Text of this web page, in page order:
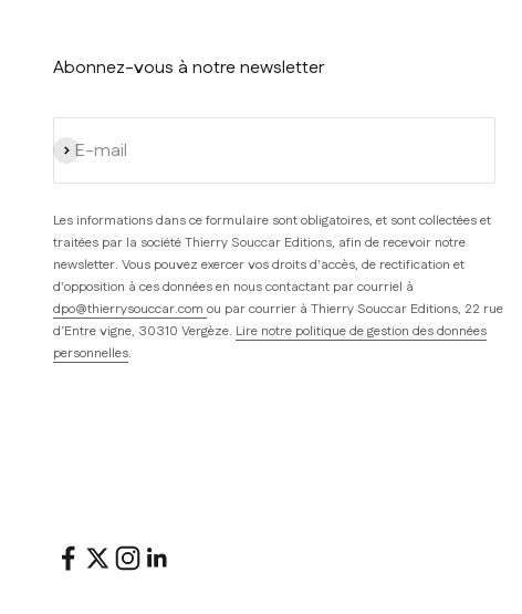
Abonnez-vous à notre newsletter
E-mail
S'inscrire
Les informations dans ce formulaire sont obligatoires, et sont collectées et
traitées par la société Thierry Souccar Editions, afin de recevoir notre
newsletter. Vous pouvez exercer vos droits d'accès, de rectification et
d'opposition à ces données en nous contactant par courriel à
dpo@thierrysouccar.com ou par courrier à Thierry Souccar Editions, 22 rue
d’Entre vigne, 30310 Vergèze. Lire notre politique de gestion des données
personnelles.